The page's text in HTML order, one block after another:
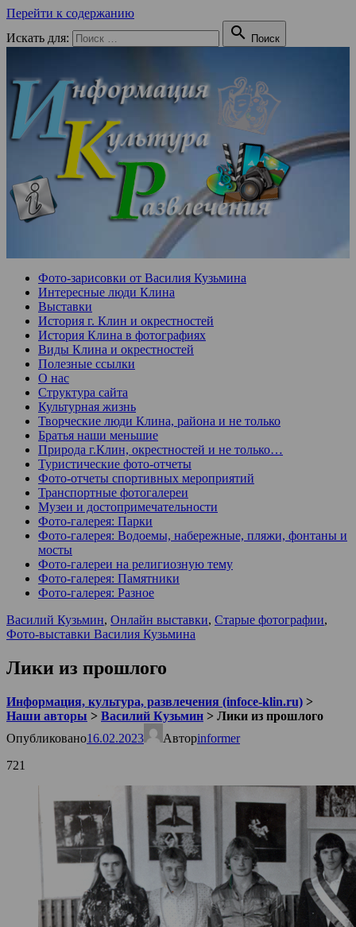
Перейти к содержанию
Искать для:
 Поиск
Фото-зарисовки от Василия Кузьмина
Интересные люди Клина
Выставки
История г. Клин и окрестностей
История Клина в фотографиях
Виды Клина и окрестностей
Полезные ссылки
О нас
Структура сайта
Культурная жизнь
Творческие люди Клина, района и не только
Братья наши меньшие
Природа г.Клин, окрестностей и не только…
Туристические фото-отчеты
Фото-отчеты спортивных мероприятий
Транспортные фотогалереи
Музеи и достопримечательности
Фото-галерея: Парки
Фото-галерея: Водоемы, набережные, пляжи, фонтаны и
мосты
Фото-галереи на религиозную тему
Фото-галерея: Памятники
Фото-галерея: Разное
Василий Кузьмин, Онлайн выставки, Старые фотографии,
Фото-выставки Василия Кузьмина
Лики из прошлого
Информация, культура, развлечения (infoce-klin.ru) >
Наши авторы > Василий Кузьмин > Лики из прошлого
Опубликовано16.02.2023 Авторinformer
721